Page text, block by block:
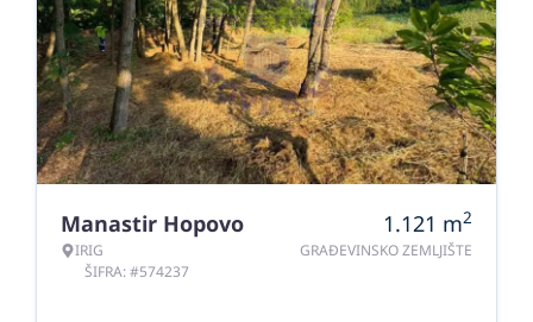
Manastir Hopovo
IRIG
ŠIFRA: #574237
1.121 m2
GRAĐEVINSKO ZEMLJIŠTE